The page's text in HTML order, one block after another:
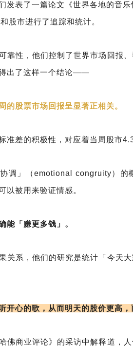
发表了一篇论文《世界各地的音
股市进行了追踪和统计。
靠性，他们控制了世界市场回报
出了这样一个结论——
的股票市场回报呈显著正相关。
准差的积极性，对应着当周股市
调」（emotional congruity）的
以被用来验证情感。
能「赚更多钱」。
关系，他们的研究是统计「今天
开心的歌，从而明天的股价更高，
佛商业评论》的采访中解释道，